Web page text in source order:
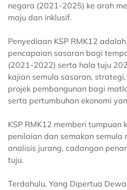
negara (2021-2025) ke arah
maju dan inklusif.
Penyediaan KSP RMK12
pencapaian sasaran bagi
(2021-2022) serta hala tuju
kajian semula sasaran,
projek pembangunan bagi
serta pertumbuhan ekonomi
KSP RMK12 memberi tumpuan
penilaian dan semakan semula
analisis jurang, cadangan
tuju.
Terdahulu, Yang Dipertua